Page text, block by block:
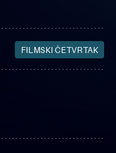
FILMSKI ČETVRTAK